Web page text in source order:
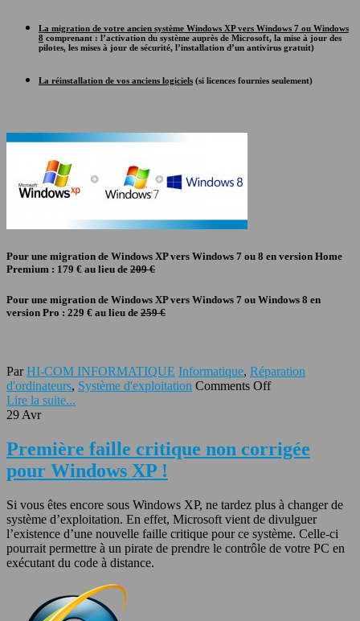
La migration de votre ancien système Windows XP vers Windows 7 ou Windows
8 comprenant : l’activation du système auprès de Microsoft, la mise à jour des
pilotes, les mises à jour de sécurité, l’installation d’un antivirus gratuit)
La réinstallation de vos anciens logiciels (si licences fournies seulement)
Pour une migration de Windows XP vers Windows 7 ou 8 en version Home
Premium : 179 € au lieu de 209 €
Pour une migration de Windows XP vers Windows 7 ou Windows 8 en
version Pro : 229 € au lieu de 259 €
ParHI-COM INFORMATIQUE Informatique, Réparation
d'ordinateurs, Système d'exploitation Comments Off
Lire la suite...
29 Avr
Première faille critique non corrigée
pour Windows XP !
Si vous êtes encore sous Windows XP, ne tardez plus à changer de
système d’exploitation. En effet, Microsoft vient de divulguer
l’existence d’une nouvelle faille critique pour ce système. Celle-ci
pourrait permettre à un pirate de prendre le contrôle de votre PC en
exécutant du code à distance.